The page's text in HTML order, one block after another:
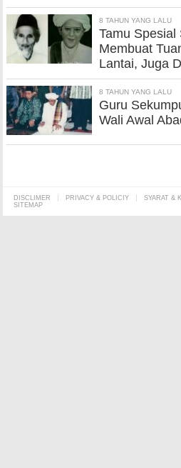
8 TAHUN YANG LALU
Tamu Spesial
Membuat
Lantai, Juga
8 TAHUN YANG LALU
Guru
Wali Awal
DISCLIMER PRIVACY & POLICIY
SYARAT &
SITEMAP